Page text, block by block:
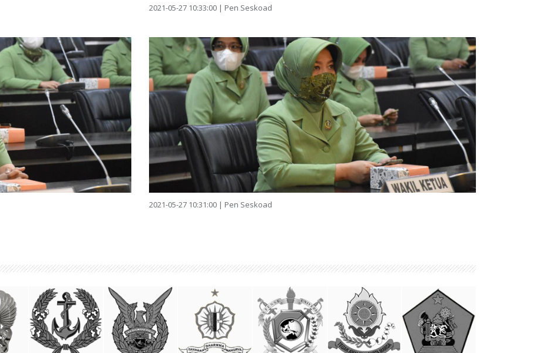
2021-05-27 10:33:00 | Pen Seskoad
2021-05-27 10:31:00 | Pen Seskoad